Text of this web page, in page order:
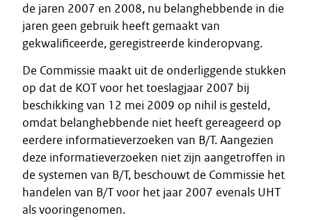
de jaren 2007 en 2008, nu belanghebbende in die
jaren geen gebruik heeft gemaakt van
gekwalificeerde, geregistreerde kinderopvang.
De Commissie maakt uit de onderliggende stukken
op dat de KOT voor het toeslagjaar 2007 bij
beschikking van 12 mei 2009 op nihil is gesteld,
omdat belanghebbende niet heeft gereageerd op
eerdere informatieverzoeken van B/T. Aangezien
deze informatieverzoeken niet zijn aangetroffen in
de systemen van B/T, beschouwt de Commissie het
handelen van B/T voor het jaar 2007 evenals UHT
als vooringenomen.